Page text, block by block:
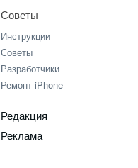
Советы
Инструкции
Советы
Разработчики
Ремонт iPhone
Редакция
Реклама